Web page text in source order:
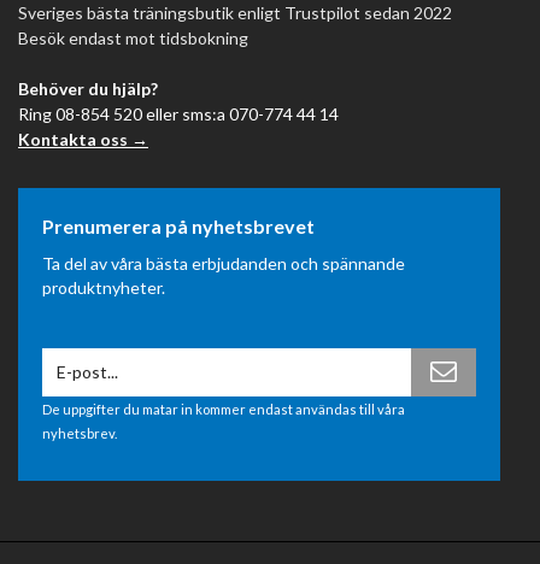
Sveriges bästa träningsbutik enligt Trustpilot sedan 2022
Besök endast mot tidsbokning
Behöver du hjälp?
Ring 08-854 520 eller sms:a 070-774 44 14
Kontakta oss →
Prenumerera på nyhetsbrevet
Ta del av våra bästa erbjudanden och spännande
produktnyheter.
De uppgifter du matar in kommer endast användas till våra
nyhetsbrev.